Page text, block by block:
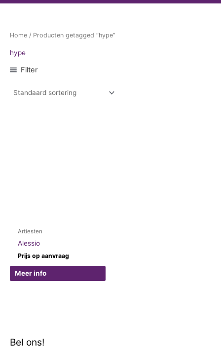
Home / Producten getagged “hype”
hype
Filter
Artiesten
Alessio
Prijs op aanvraag
Meer info
Bel ons!